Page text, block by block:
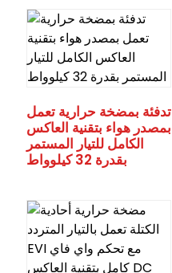
تدفئة بمضخة حرارية تعمل
بمصدر هواء بتقنية العاكس
الكامل للتيار المستمر
بقدرة 32 كيلوواط